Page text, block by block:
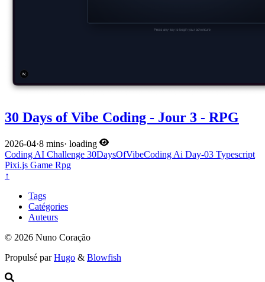
30 Days of Vibe Coding - Jour 3 - RPG
2026-04·8 mins· loading
Coding AI Challenge 30DaysOfVibeCoding Ai Day-03 Typescript
Pixi.js Game Rpg
↑
Tags
Catégories
Auteurs
© 2026 Nuno Coração
Propulsé parHugo & Blowfish